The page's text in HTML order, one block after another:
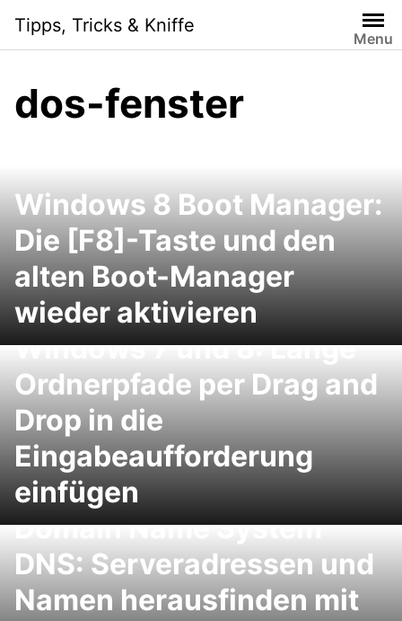
content
Tipps, Tricks & Kniffe
Menu
dos-fenster
Windows 8 Boot Manager:
Die [F8]-Taste und den
alten Boot-Manager
wieder aktivieren
Windows 7 und 8: Lange
Ordnerpfade per Drag and
Drop in die
Eingabeaufforderung
einfügen
Domain Name System
DNS: Serveradressen und
Namen herausfinden mit